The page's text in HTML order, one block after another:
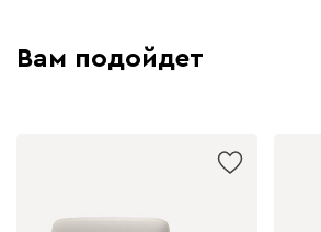
Вам подойдет